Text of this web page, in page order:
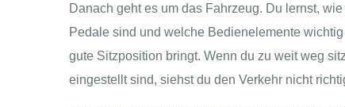
Danach geht es um das Fahrzeug. Du lernst,
Pedale sind und welche Bedienelemente
gute Sitzposition bringt. Wenn du zu weit weg
eingestellt sind, siehst du den Verkehr nicht